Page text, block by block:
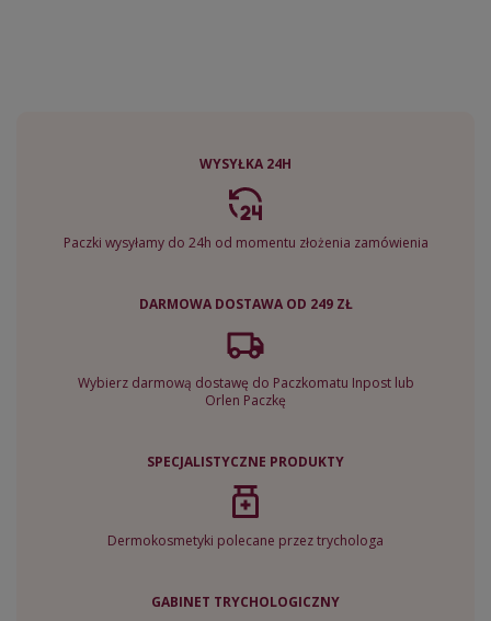
WYSYŁKA 24H
Paczki wysyłamy do 24h od momentu złożenia zamówienia
DARMOWA DOSTAWA OD 249 ZŁ
Wybierz darmową dostawę do Paczkomatu Inpost lub
Orlen Paczkę
SPECJALISTYCZNE PRODUKTY
Dermokosmetyki polecane przez trychologa
GABINET TRYCHOLOGICZNY